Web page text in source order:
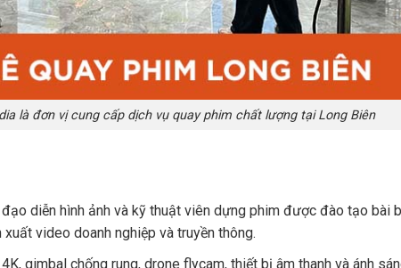
là đơn vị cung cấp dịch vụ quay phim chất lượng tại Long Biên
diễn hình ảnh và kỹ thuật viên dựng phim được đào tạo bài
video doanh nghiệp và truyền thông.
gimbal chống rung, drone flycam, thiết bị âm thanh và ánh